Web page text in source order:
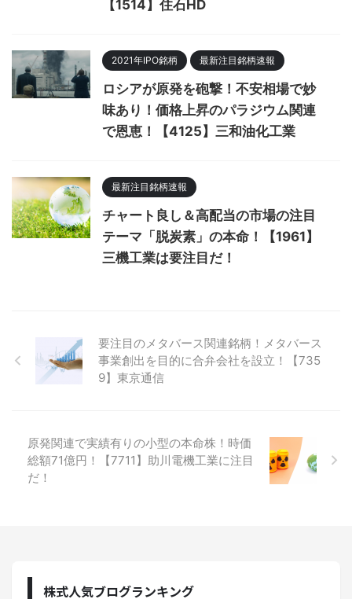
【1514】住石HD
2021年IPO銘柄 最新注目銘柄速報
ロシアが原発を砲撃！不安相場で妙
味あり！価格上昇のパラジウム関連
で恩恵！【4125】三和油化工業
最新注目銘柄速報
チャート良し＆高配当の市場の注目
テーマ「脱炭素」の本命！【1961】
三機工業は要注目だ！
要注目のメタバース関連銘柄！メタバース
事業創出を目的に合弁会社を設立！【735
9】東京通信
原発関連で実績有りの小型の本命株！時価
総額71億円！【7711】助川電機工業に注目
だ！
株式人気ブログランキング